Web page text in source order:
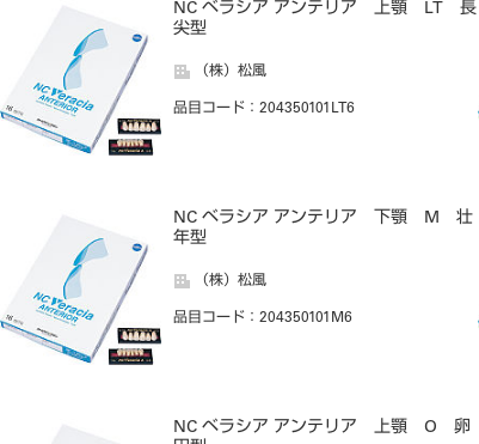
NC ベラシア アンテリア 上顎 LT 長
尖型
（株）松風
品目コード ：204350101LT6
NC ベラシア アンテリア 下顎 M 壮
年型
（株）松風
品目コード ：204350101M6
NC ベラシア アンテリア 上顎 O 卵